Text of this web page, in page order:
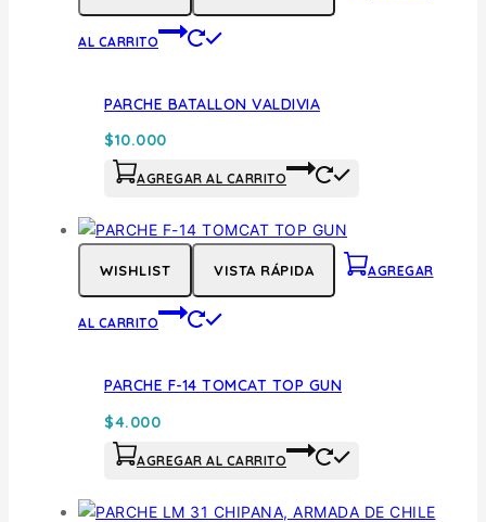
AL CARRITO
PARCHE BATALLON VALDIVIA
$10.000
AGREGAR AL CARRITO
WISHLIST VISTA RÁPIDA AGREGAR
AL CARRITO
PARCHE F-14 TOMCAT TOP GUN
$4.000
AGREGAR AL CARRITO